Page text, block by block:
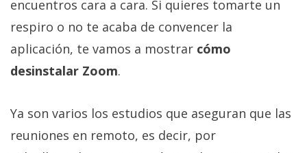
temas
Sorteos
Contacto
encuentros cara a cara. Si quieres tomarte un
respiro o no te acaba de convencer la
aplicación, te vamos a mostrar cómo
desinstalar Zoom.
Ya son varios los estudios que aseguran que las
reuniones en remoto, es decir, por